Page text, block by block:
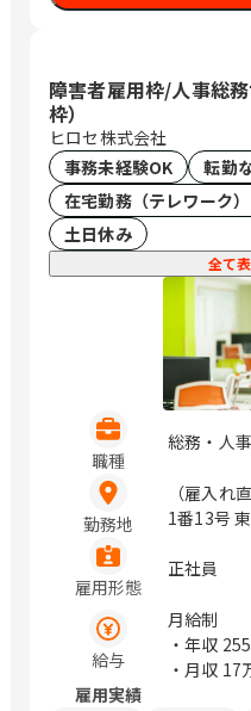
障害者雇用枠/人事総
枠）
ヒロセ株式会社
事務未経験OK
転勤
在宅勤務（テレワーク
土日休み
全て
職種
総務・人事
勤務地
（雇入れ
1番13号
雇用形態
正社員
給与
月給制
・年収
・月収 17
雇用実績